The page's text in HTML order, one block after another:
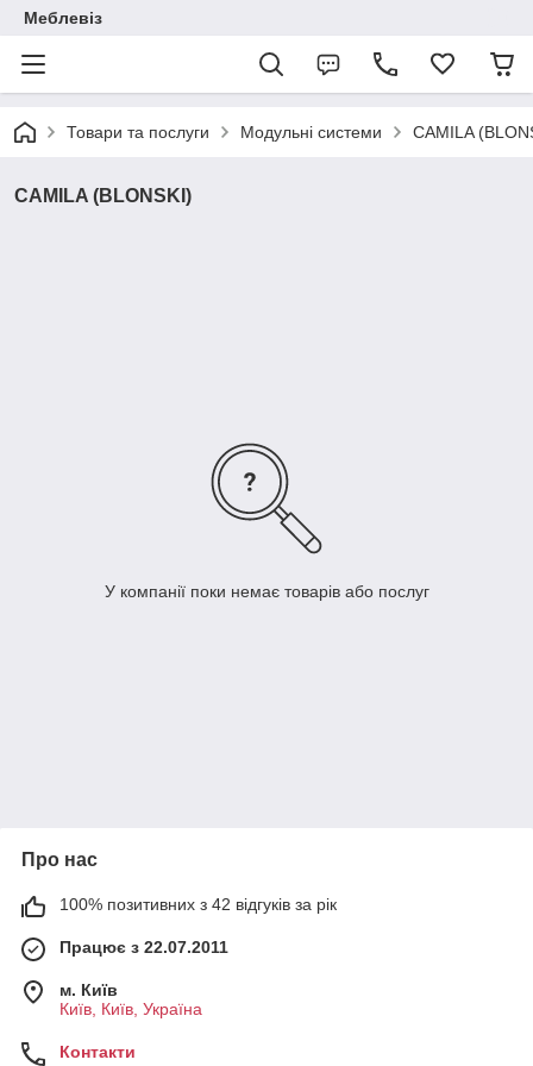
Меблевіз
Товари та послуги Модульні системи CAMILA
CAMILA (BLONSKI)
У компанії поки немає товарів або послуг
Про нас
100% позитивних з 42 відгуків за рік
Працює з 22.07.2011
м. Київ
Київ, Київ, Україна
Контакти